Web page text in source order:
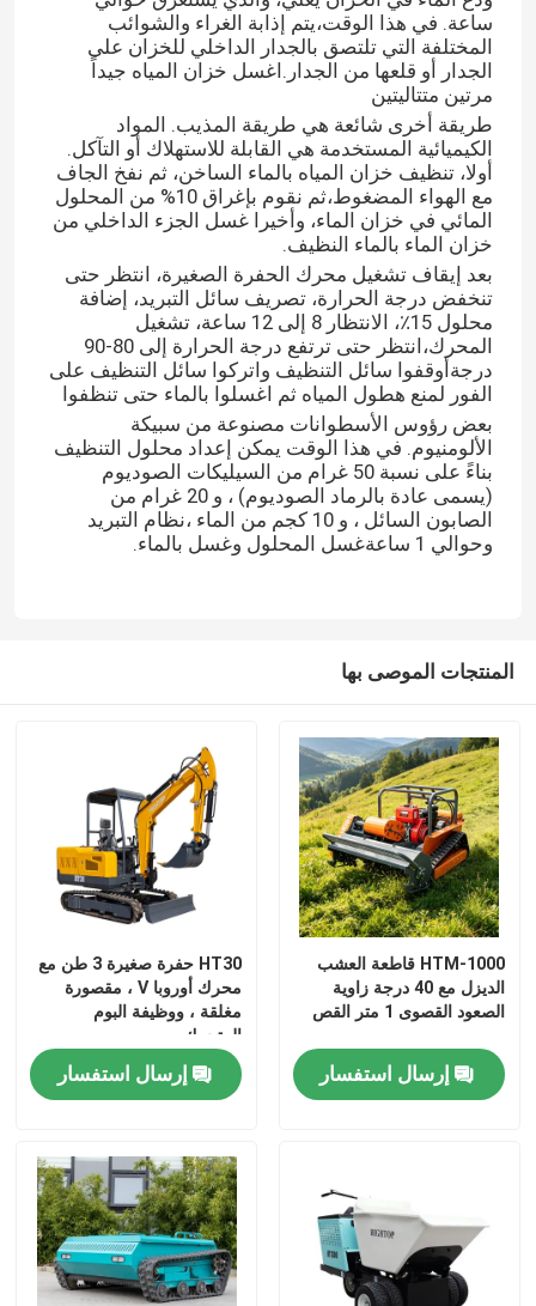
منزل
المنتجات
حول بنا
ضبط الجودة
اتصل بنا
ساعة. في هذا الوقت،يتم إذابة الغراء والشوائب
المختلفة التي تلتصق بالجدار الداخلي للخزان على
الجدار أو قلعها من الجدار.اغسل خزان المياه جيداً
مرتين متتاليتين
طريقة أخرى شائعة هي طريقة المذيب. المواد
الكيميائية المستخدمة هي القابلة للاستهلاك أو التآكل.
أولا، تنظيف خزان المياه بالماء الساخن، ثم نفخ الجاف
مع الهواء المضغوط،ثم نقوم بإغراق 10% من المحلول
المائي في خزان الماء، وأخيرا غسل الجزء الداخلي من
خزان الماء بالماء النظيف.
بعد إيقاف تشغيل محرك الحفرة الصغيرة، انتظر حتى
تنخفض درجة الحرارة، تصريف سائل التبريد، إضافة
محلول 15٪، الانتظار 8 إلى 12 ساعة، تشغيل
المحرك،انتظر حتى ترتفع درجة الحرارة إلى 80-90
درجةأوقفوا سائل التنظيف واتركوا سائل التنظيف على
الفور لمنع هطول المياه ثم اغسلوا بالماء حتى تنظفوا
بعض رؤوس الأسطوانات مصنوعة من سبيكة
الألومنيوم. في هذا الوقت يمكن إعداد محلول التنظيف
بناءً على نسبة 50 غرام من السيليكات الصوديوم
(يسمى عادة بالرماد الصوديوم) ، و 20 غرام من
الصابون السائل ، و 10 كجم من الماء ،نظام التبريد
وحوالي 1 ساعةغسل المحلول وغسل بالماء.
المنتجات الموصى بها
HTM-1000 قاطعة العشب
الديزل مع 40 درجة زاوية
الصعود القصوى 1 متر القص
إرسال استفسار
HT30 حفرة صغيرة 3 طن مع
محرك أوروبا V ، مقصورة
مغلقة ، ووظيفة البوم
المتحرك
إرسال استفسار